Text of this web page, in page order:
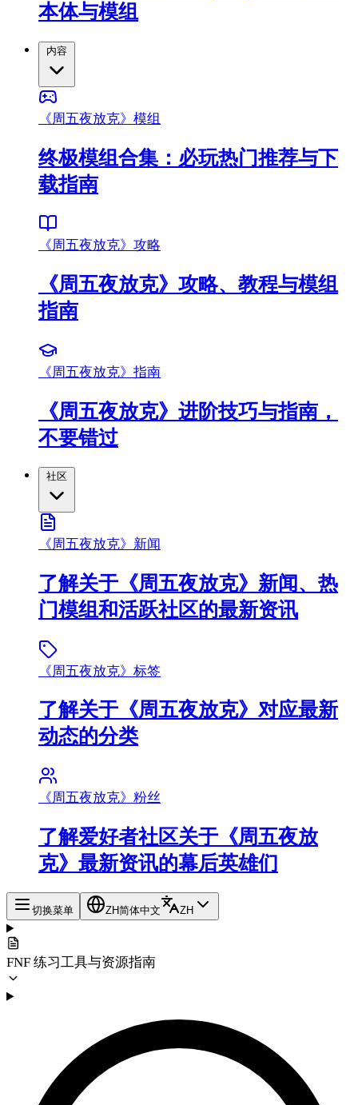
本体与模组
《周五夜放克》模组
终极模组合集：必玩热门推荐与下
载指南
《周五夜放克》攻略
《周五夜放克》攻略、教程与模组
指南
《周五夜放克》指南
《周五夜放克》进阶技巧与指南，
不要错过
《周五夜放克》新闻
了解关于《周五夜放克》新闻、热
门模组和活跃社区的最新资讯
《周五夜放克》标签
了解关于《周五夜放克》对应最新
动态的分类
《周五夜放克》粉丝
了解爱好者社区关于《周五夜放
克》最新资讯的幕后英雄们
切换菜单 ZH简体中文 ZH
FNF 练习工具与资源指南